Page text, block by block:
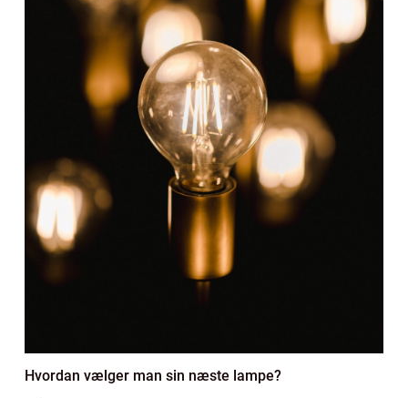
Hvordan vælger man sin næste lampe?